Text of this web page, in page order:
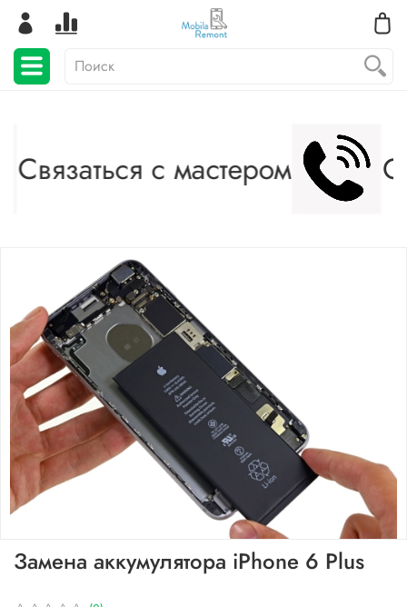
Связаться с мастером
Замена аккумулятора iPhone 6 Plus